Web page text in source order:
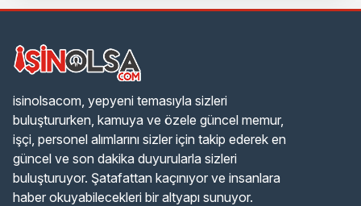
isinolsacom, yepyeni temasıyla sizleri
buluştururken, kamuya ve özele güncel memur,
işçi, personel alımlarını sizler için takip ederek en
güncel ve son dakika duyurularla sizleri
buluşturuyor. Şatafattan kaçınıyor ve insanlara
haber okuyabilecekleri bir altyapı sunuyor.